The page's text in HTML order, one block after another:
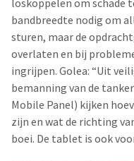
loskoppelen om schade
bandbreedte nodig om
sturen, maar de
overlaten en bij
ingrijpen. Golea: “Uit
bemanning van de
Mobile Panel) kijken
zijn en wat de richting
boei. De tablet is ook